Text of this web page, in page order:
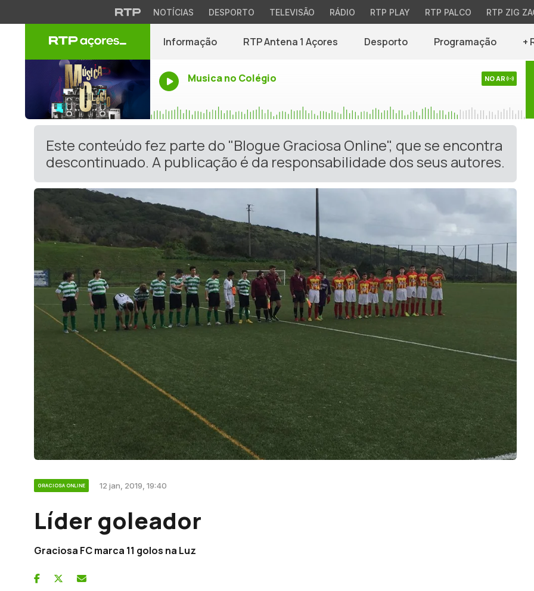
NOTÍCIAS DESPORTO TELEVISÃO RÁDIO RTP PLAY RTP PALCO RTP ZIG
Informação RTP Antena 1 Açores Desporto Programação +
Musica no Colégio NO AR
Este conteúdo fez parte do "Blogue Graciosa Online", que se encontra
descontinuado. A publicação é da responsabilidade dos seus autores.
GRACIOSA ONLINE 12 jan, 2019, 19:40
Líder goleador
Graciosa FC marca 11 golos na Luz